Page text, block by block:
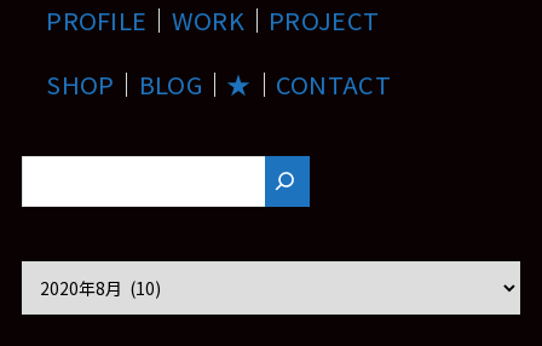
PROFILE ｜ WORK ｜ PROJECT
SHOP ｜ BLOG ｜ ★ ｜ CONTACT
カ